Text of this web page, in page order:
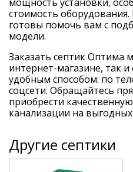
стоимость
готовы помочь вам с
модели.
Заказать септик Оптима
интернет-магазине, так
удобным способом: по
соцсети. Обращайтесь
приобрести
канализации на выгодных
Другие септики